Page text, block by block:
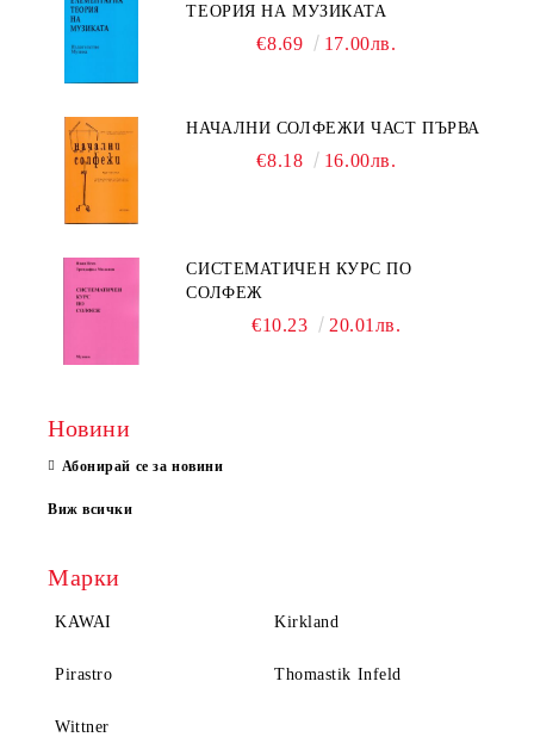
ТЕОРИЯ НА МУЗИКАТА
€8.69 17.00лв.
НАЧАЛНИ СОЛФЕЖИ ЧАСТ ПЪРВА
€8.18 16.00лв.
СИСТЕМАТИЧЕН КУРС ПО
СОЛФЕЖ
€10.23 20.01лв.
Новини
Абонирай се за новини
Виж всички
Марки
KAWAI Kirkland
Pirastro Thomastik Infeld
Wittner